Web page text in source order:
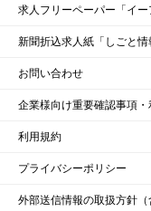
求人フリーペーパー「イー
新聞折込求人紙「しごと情
お問い合わせ
企業様向け重要確認事項
利用規約
プライバシーポリシー
外部送信情報の取扱方針（